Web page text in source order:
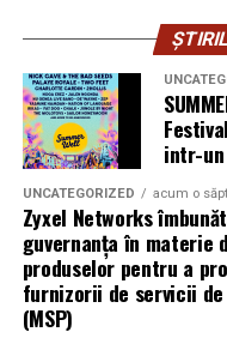
Procedura
blocaje
Procesele de
includ expertize,
Termenele se întind.
În unele cazuri, litigiul
Se întâmplă. Des.
Gama completă:
lungime
Modelul livrat către
gamei UZINEX.
mobileîn configurații
client, de la modelul
La capătul superior al
poate găzdui până la 160
kWh capacitate de
intr-
UNCATEGORIZED acum o
Zyxel Networks
guvernanța în materie
produselor pentru a
furnizorii de servicii
(MSP)